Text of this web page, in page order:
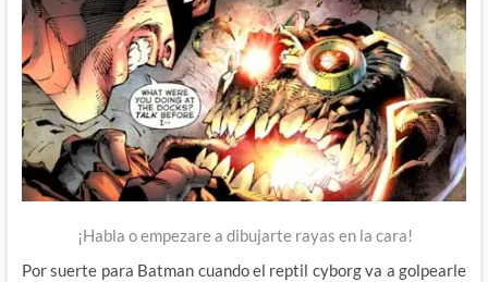
¡Habla o empezare a dibujarte rayas en la cara!
Por suerte para Batman cuando el reptil cyborg va a golpearle